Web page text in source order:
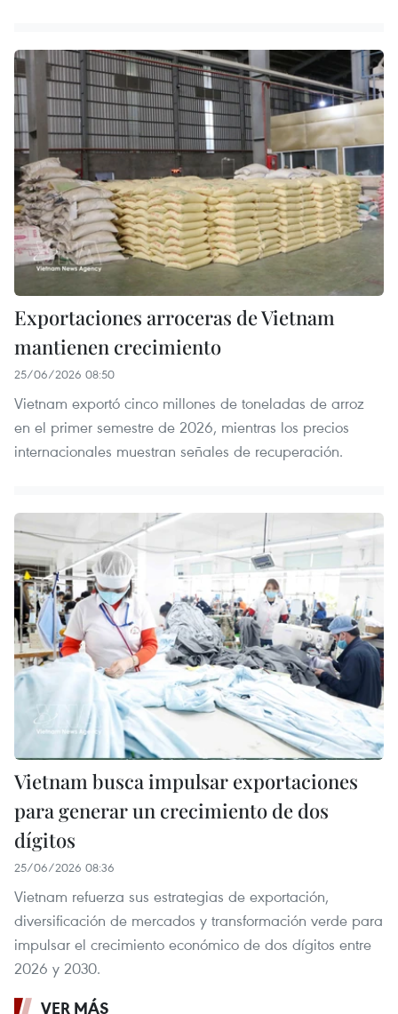
Exportaciones arroceras de Vietnam
mantienen crecimiento
25/06/2026 08:50
Vietnam exportó cinco millones de toneladas de arroz
en el primer semestre de 2026, mientras los precios
internacionales muestran señales de recuperación.
Vietnam busca impulsar exportaciones
para generar un crecimiento de dos
dígitos
25/06/2026 08:36
Vietnam refuerza sus estrategias de exportación,
diversificación de mercados y transformación verde para
impulsar el crecimiento económico de dos dígitos entre
2026 y 2030.
VER MÁS